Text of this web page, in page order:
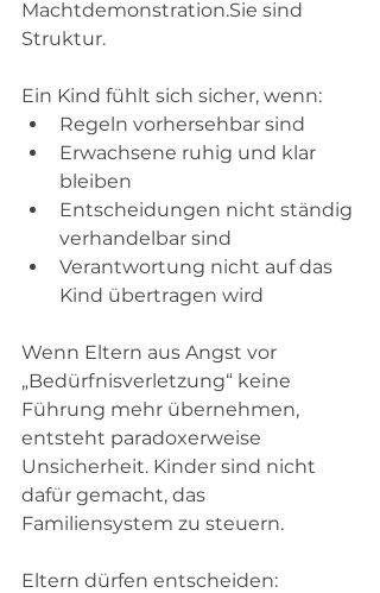
Machtdemonstration.Sie sind
Struktur.
Ein Kind fühlt sich sicher, wenn:
Regeln vorhersehbar sind
Erwachsene ruhig und klar
bleiben
Entscheidungen nicht ständig
verhandelbar sind
Verantwortung nicht auf das
Kind übertragen wird
Wenn Eltern aus Angst vor
„Bedürfnisverletzung“ keine
Führung mehr übernehmen,
entsteht paradoxerweise
Unsicherheit. Kinder sind nicht
dafür gemacht, das
Familiensystem zu steuern.
Eltern dürfen entscheiden: